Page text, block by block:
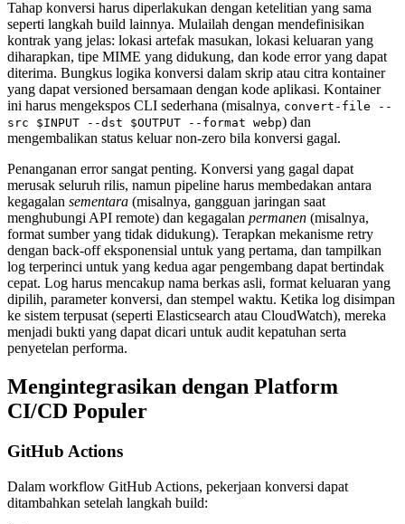
Tahap konversi harus diperlakukan dengan ketelitian yang sama
seperti langkah build lainnya. Mulailah dengan mendefinisikan
kontrak yang jelas: lokasi artefak masukan, lokasi keluaran yang
diharapkan, tipe MIME yang didukung, dan kode error yang dapat
diterima. Bungkus logika konversi dalam skrip atau citra kontainer
yang dapat versioned bersamaan dengan kode aplikasi. Kontainer
ini harus mengekspos CLI sederhana (misalnya, convert-file --
src $INPUT --dst $OUTPUT --format webp) dan
mengembalikan status keluar non‑zero bila konversi gagal.
Penanganan error sangat penting. Konversi yang gagal dapat
merusak seluruh rilis, namun pipeline harus membedakan antara
kegagalan sementara (misalnya, gangguan jaringan saat
menghubungi API remote) dan kegagalan permanen (misalnya,
format sumber yang tidak didukung). Terapkan mekanisme retry
dengan back‑off eksponensial untuk yang pertama, dan tampilkan
log terperinci untuk yang kedua agar pengembang dapat bertindak
cepat. Log harus mencakup nama berkas asli, format keluaran yang
dipilih, parameter konversi, dan stempel waktu. Ketika log disimpan
ke sistem terpusat (seperti Elasticsearch atau CloudWatch), mereka
menjadi bukti yang dapat dicari untuk audit kepatuhan serta
penyetelan performa.
Mengintegrasikan dengan Platform
CI/CD Populer
GitHub Actions
Dalam workflow GitHub Actions, pekerjaan konversi dapat
ditambahkan setelah langkah build: